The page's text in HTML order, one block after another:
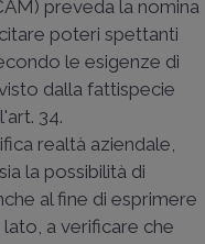
preveda la nomina
poteri spettanti
le esigenze di
dalla fattispecie
34.
realtà aziendale,
la possibilità di
al fine di esprimere
a verificare che